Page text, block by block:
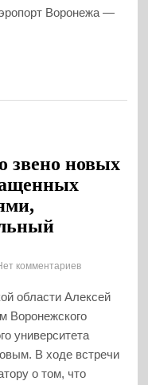
Воронежа —
звено новых
комментариев
области Алексей
Воронежского
университета
В ходе встречи
о том, что